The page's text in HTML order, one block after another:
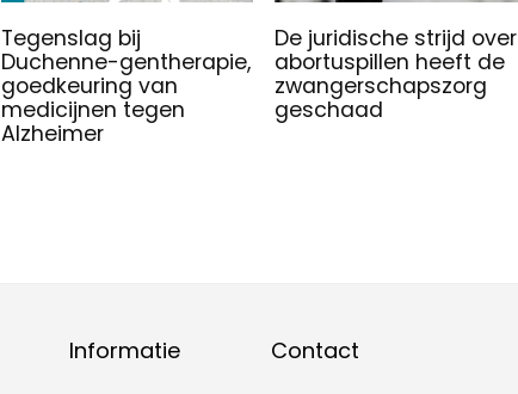
Tegenslag bij
Duchenne-gentherapie,
goedkeuring van
medicijnen tegen
Alzheimer
De juridische strijd over
abortuspillen heeft de
zwangerschapszorg
geschaad
Informatie Contact